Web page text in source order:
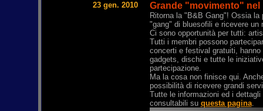
23 gen. 2010
Grande "movimento"
Ritorna la "B&B Gang"! Ossia
"gang" di bluesofili e ricevere un
Ci sono opportunità per tutti:
Tutti i membri possono
concerti e festival gratuiti,
gadgets, dischi e tutte le
partecipazione.
Ma la cosa non finisce qui.
possibilità di ricevere grandi
Tutte le informazioni ed i
consultabili su questa pagina.